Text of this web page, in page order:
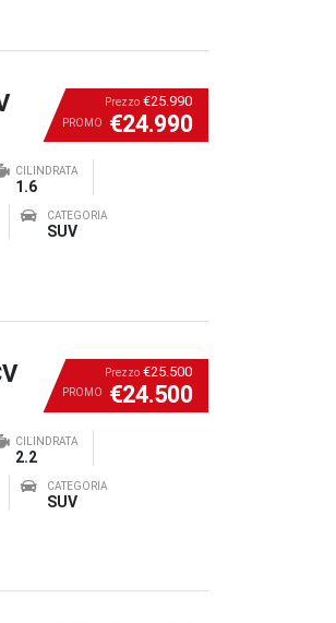
Prezzo €25.990
PROMO €24.990
CILINDRATA
1.6
CATEGORIA
SUV
Prezzo €25.500
PROMO €24.500
CILINDRATA
2.2
CATEGORIA
SUV